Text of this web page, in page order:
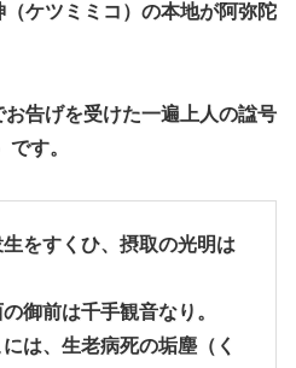
ケツミミコ）の本地が阿弥陀
告げを受けた一遍上人の諡号
す。
をすくひ、摂取の光明は
御前は千手観音なり。
は、生老病死の垢塵（く